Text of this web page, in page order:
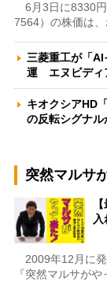
6月3日に8330円
7564）の株価は
三菱重工が「
運 エヌビディ
キオクシアHD
の反転シグナ
突然マルサ
2009年12月に発
『突然マルサが